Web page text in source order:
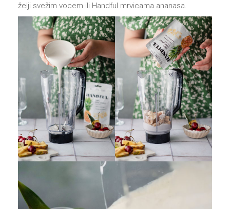
želji svežim vocem ili Handful mrvicama ananasa.